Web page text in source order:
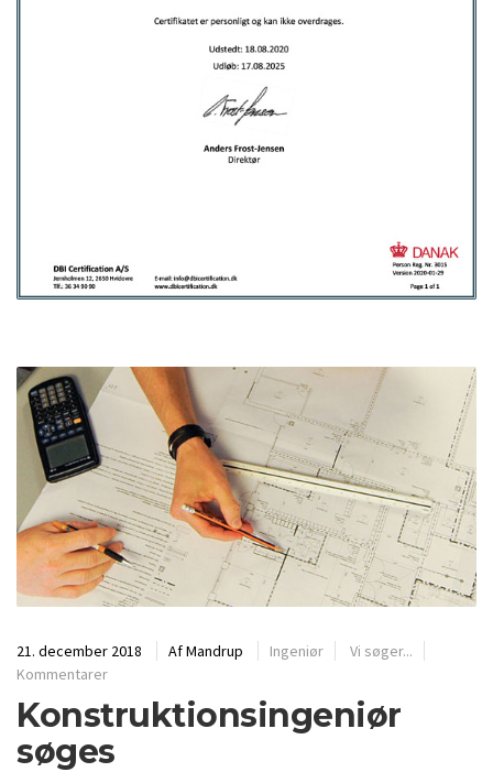
21. december 2018 AfMandrup Ingeniør
Vi søger...
Kommentarer
Konstruktionsingeniør
søges